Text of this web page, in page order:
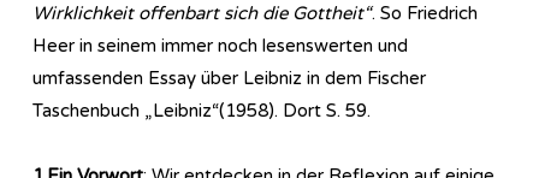
Wirklichkeit offenbart sich die Gottheit“. So Friedrich
Heer in seinem immer noch lesenswerten und
umfassenden Essay über Leibniz in dem Fischer
Taschenbuch „Leibniz“(1958). Dort S. 59.